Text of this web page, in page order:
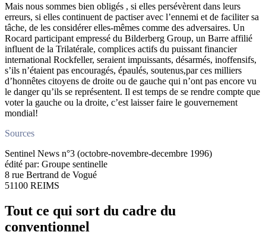
Mais nous sommes bien obligés , si elles persévèrent dans leurs
erreurs, si elles continuent de pactiser avec l’ennemi et de faciliter sa
tâche, de les considérer elles-mêmes comme des adversaires. Un
Rocard participant empressé du Bilderberg Group, un Barre affilié
influent de la Trilatérale, complices actifs du puissant financier
international Rockfeller, seraient impuissants, désarmés, inoffensifs,
s’ils n’étaient pas encouragés, épaulés, soutenus,par ces milliers
d’honnêtes citoyens de droite ou de gauche qui n’ont pas encore vu
le danger qu’ils se représentent. Il est temps de se rendre compte que
voter la gauche ou la droite, c’est laisser faire le gouvernement
mondial!
Sources
Sentinel News n°3 (octobre-novembre-decembre 1996)
édité par: Groupe sentinelle
8 rue Bertrand de Vogué
51100 REIMS
Tout ce qui sort du cadre du
conventionnel